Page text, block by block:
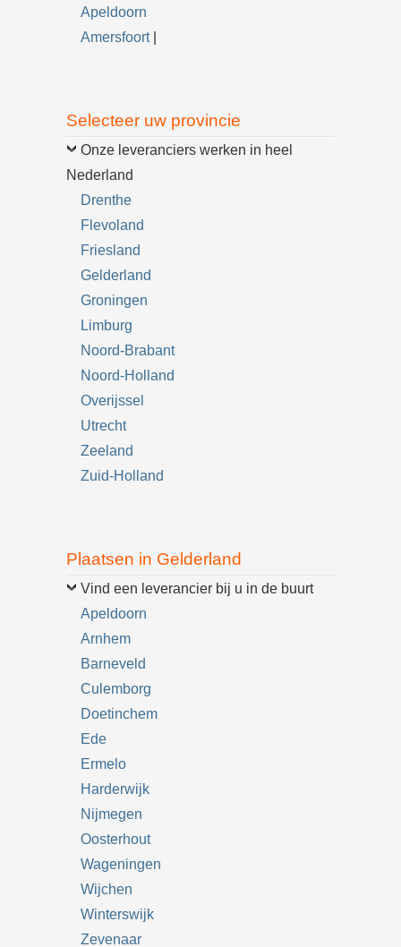
Apeldoorn
Amersfoort|
Selecteer uw provincie
Onze leveranciers werken in heel
Nederland
Drenthe
Flevoland
Friesland
Gelderland
Groningen
Limburg
Noord-Brabant
Noord-Holland
Overijssel
Utrecht
Zeeland
Zuid-Holland
Plaatsen in Gelderland
Vind een leverancier bij u in de buurt
Apeldoorn
Arnhem
Barneveld
Culemborg
Doetinchem
Ede
Ermelo
Harderwijk
Nijmegen
Oosterhout
Wageningen
Wijchen
Winterswijk
Zevenaar